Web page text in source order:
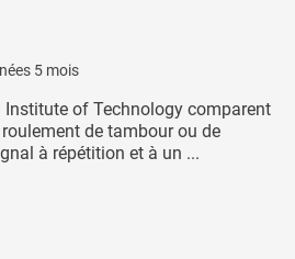
5 mois
Institute of Technology comparent
de tambour ou de
à répétition et à un ...